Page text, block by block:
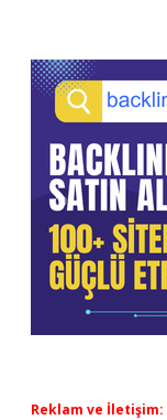
Reklam ve İletişim: